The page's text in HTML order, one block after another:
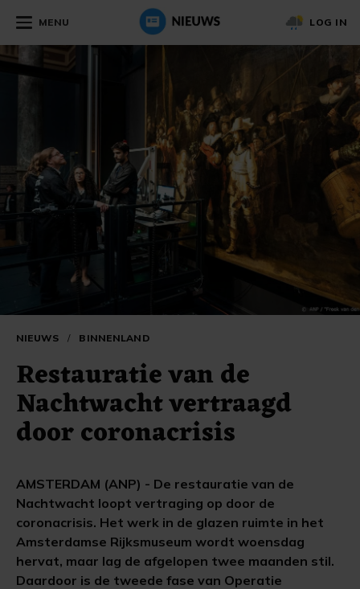
MENU LOG IN
NIEUWS / BINNENLAND
Restauratie van de
Nachtwacht vertraagd
door coronacrisis
AMSTERDAM (ANP) - De restauratie van de
Nachtwacht loopt vertraging op door de
coronacrisis. Het werk in de glazen ruimte in het
Amsterdamse Rijksmuseum wordt woensdag
hervat, maar lag de afgelopen twee maanden stil.
Daardoor is de tweede fase van Operatie